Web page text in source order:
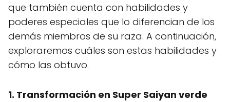
que también cuenta con habilidades y
poderes especiales que lo diferencian de los
demás miembros de su raza. A continuación,
exploraremos cuáles son estas habilidades y
cómo las obtuvo.
1. Transformación en Super Saiyan verde